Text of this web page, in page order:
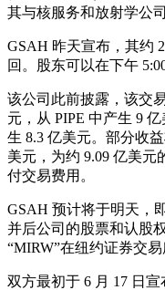
其与核服务和放射学公
GSAH 昨天宣布，其约
回。股东可以在下午
该公司此前披露，该交
元，从 PIPE 中产生 9
生 8.3 亿美元。部分收
美元，为约 9.09 亿美元
付交易费用。
GSAH 预计将于明天，
并后公司的股票和认股
“MIRW”在纽约证券交易
双方最初于 6 月 17 日